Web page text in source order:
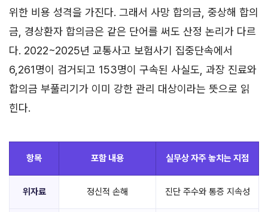
위한 비용 성격을 가진다. 그래서 사망 합의금, 중상해 합의
금, 경상환자 합의금은 같은 단어를 써도 산정 논리가 다르
다. 2022~2025년 교통사고 보험사기 집중단속에서
6,261명이 검거되고 153명이 구속된 사실도, 과장 진료와
합의금 부풀리기가 이미 강한 관리 대상이라는 뜻으로 읽
힌다.
항목 포함 내용 실무상 자주 놓치는 지점
위자료 정신적 손해 진단 주수와 통증 지속성